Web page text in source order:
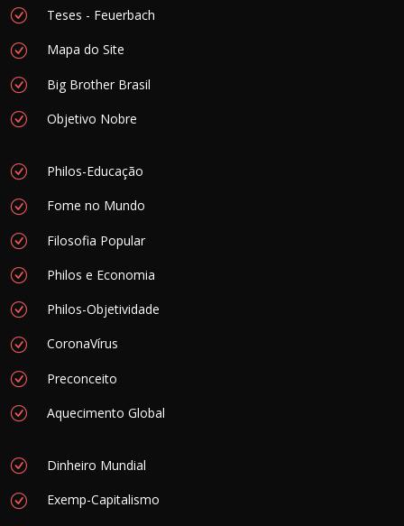
Teses - Feuerbach
Mapa do Site
Big Brother Brasil
Objetivo Nobre
Philos-Educação
Fome no Mundo
Filosofia Popular
Philos e Economia
Philos-Objetividade
CoronaVírus
Preconceito
Aquecimento Global
Dinheiro Mundial
Exemp-Capitalismo